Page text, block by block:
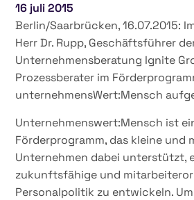
16 juli 2015
Berlin/Saarbrücken, 16.07.2015:
Herr Dr. Rupp, Geschäftsführer
Unternehmensberatung Ignite
Prozessberater im
unternehmensWert:Mensch
Unternehmenswert:Mensch ist
Förderprogramm, das kleine und
Unternehmen dabei unterstützt,
zukunftsfähige und
Personalpolitik zu entwickeln.